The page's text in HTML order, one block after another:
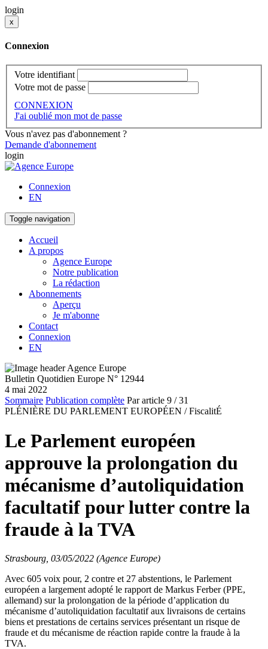
login
x
Connexion
Votre identifiant
Votre mot de passe
CONNEXION
J'ai oublié mon mot de passe
Vous n'avez pas d'abonnement ?
Demande d'abonnement
login
Connexion
EN
Toggle navigation
Accueil
A propos
Agence Europe
Notre publication
La rédaction
Abonnements
Aperçu
Je m'abonne
Contact
Connexion
EN
Bulletin Quotidien Europe N° 12944
4 mai 2022
Sommaire Publication complète Par article 9 / 31
PLÉNIÈRE DU PARLEMENT EUROPÉEN / FiscalitÉ
Le Parlement européen
approuve la prolongation du
mécanisme d’autoliquidation
facultatif pour lutter contre la
fraude à la TVA
Strasbourg, 03/05/2022 (Agence Europe)
Avec 605 voix pour, 2 contre et 27 abstentions, le Parlement
européen a largement adopté le rapport de Markus Ferber (PPE,
allemand) sur la prolongation de la période d’application du
mécanisme d’autoliquidation facultatif aux livraisons de certains
biens et prestations de certains services présentant un risque de
fraude et du mécanisme de réaction rapide contre la fraude à la
TVA.